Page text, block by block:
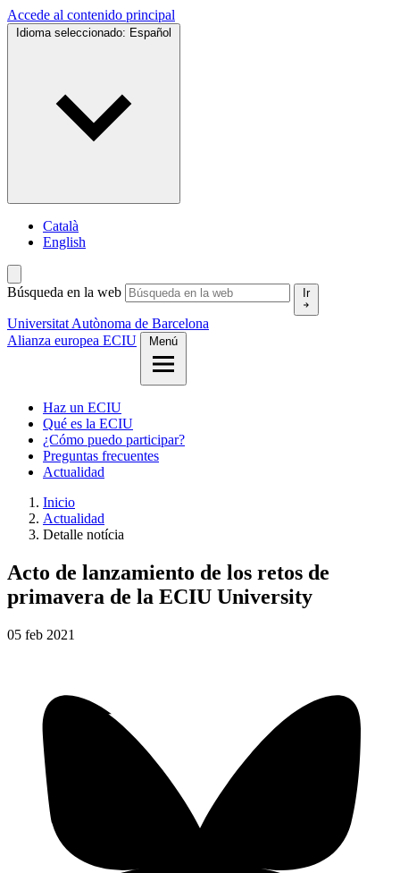
Accede al contenido principal
Idioma seleccionado: Español
Català
English
Búsqueda en la web Ir
Universitat Autònoma de Barcelona
Alianza europea ECIU
Menú
Haz un ECIU
Qué es la ECIU
¿Cómo puedo participar?
Preguntas frecuentes
Actualidad
Inicio
Actualidad
Detalle notícia
Acto de lanzamiento de los retos de
primavera de la ECIU University
05 feb 2021